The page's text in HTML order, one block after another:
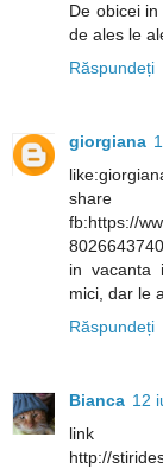
De obicei
de ales le
Răspundeți
giorgiana
share
fb:https://
8026643740
in vacanta
mici, dar le
Răspundeți
Bianca 12
http://